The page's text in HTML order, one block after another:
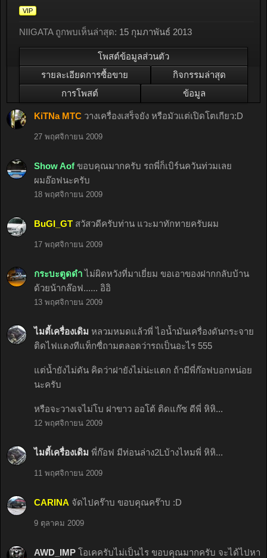
VIP
NIIGATA ถูกพบเห็นล่าสุด: 15 กุมภาพันธ์ 2013
โพสต์ข้อมูลส่วนตัว
รายละเอียดการซื้อขาย
กิจกรรมล่าสุด
การโพสต์
ข้อมูล
KiTNa MTC วางเครื่องเสร็จยัง หรือมัวแต่เปิดโตเกียว:D
27 พฤศจิกายน 2009
Show Aof ขอบคุณมากครับ รถพี่ก็เบิร์นควันท่วมเลย
ผมอ๊อฟนะครับ
18 พฤศจิกายน 2009
BuGI_GT สวัสวดีครับท่าน แวะมาทักทายครับผม
17 พฤศจิกายน 2009
กระบะตูดดำ ไม่ผิดหวังที่มาเยี่ยม ขอเอาของฝากกลับบ้าน
ด้วยน้ากล๊อฟ...... อิอิ
13 พฤศจิกายน 2009
ไมตี้เครื่องเดิม หลวมหมดแล้วพี่ ไอน้ำมันเครื่องดันกระจาย
ติดไฟแดงทีแท็กซื่ถามตลอดว่ารถเป็นอะไร 555
แต่น้ำยังไม่ดัน คิดว่าฝายังไม่น่ะแตก ถ้ามีพี่ก๊อฟบอกหน่อย
นะครับ
หรือจะวางเจไม่โบ ฝาขาว ออโต้ ติดแก๊ซ ดีพี่ หิหิ...
12 พฤศจิกายน 2009
ไมตี้เครื่องเดิม พี่ก๊อฟ มีท่อนล่าง2Lบ้างไหมพี่ หิหิ...
11 พฤศจิกายน 2009
CARINA จัดไปคร๊าบ ขอบคุณคร๊าบ :D
9 ตุลาคม 2009
AWD_IMP โอเคครับไม่เป็นไร ขอบคุณมากครับ จะได้ไปหา